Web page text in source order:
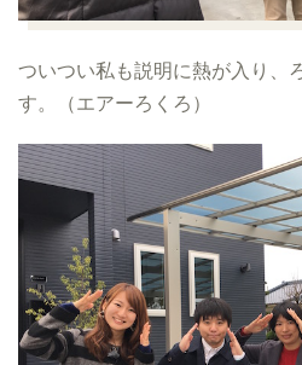
ついつい私も説明に熱が入り、
す。（エアーろくろ）